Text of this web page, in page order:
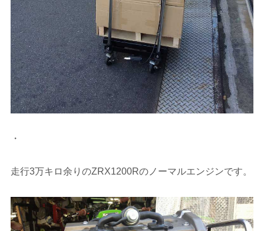
・
走行3万キロ余りのZRX1200Rのノーマルエンジンです。